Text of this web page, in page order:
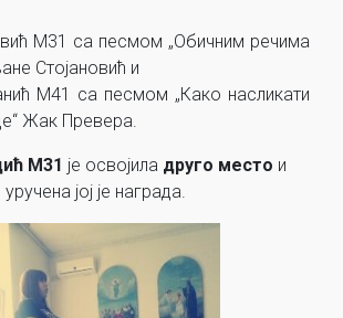
М31 са песмом „Обичним речима
Стојановић и
М41 са песмом „Како насликати
Жак Превера.
М31 је освојила друго место и
уручена јој је награда.